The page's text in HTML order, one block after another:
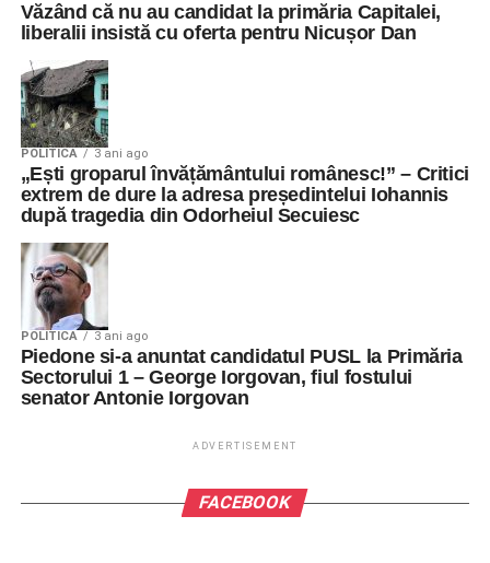
Văzând că nu au candidat la primăria Capitalei,
liberalii insistă cu oferta pentru Nicușor Dan
POLITICA 3 ani ago
„Ești groparul învățământului românesc!” – Critici
extrem de dure la adresa președintelui Iohannis
după tragedia din Odorheiul Secuiesc
POLITICA 3 ani ago
Piedone si-a anuntat candidatul PUSL la Primăria
Sectorului 1 – George Iorgovan, fiul fostului
senator Antonie Iorgovan
ADVERTISEMENT
FACEBOOK